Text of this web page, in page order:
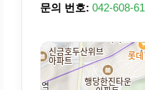
문의 번호: 042-608-